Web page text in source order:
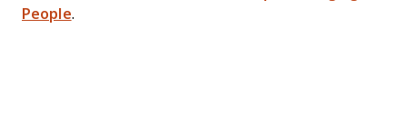
People.